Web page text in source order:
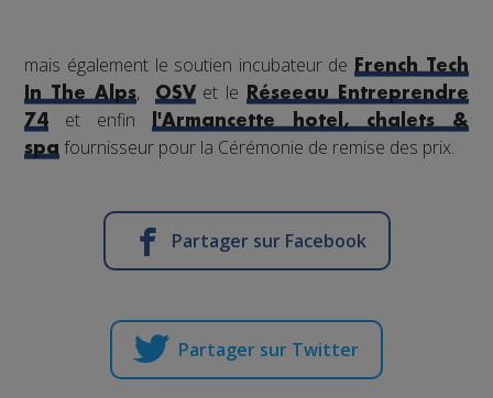
mais également le soutien incubateur de
French Tech
In The Alps, OSVet le
Réseeau Entreprendre
74
et enfin
l'Armancette hotel, chalets &
spa fournisseur pour la Cérémonie de remise des prix.
Partager sur Facebook
Partager sur Twitter